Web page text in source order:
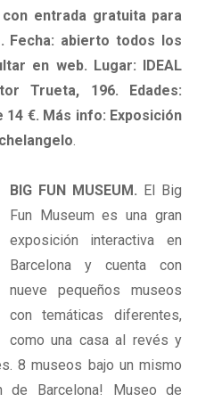
con entrada gratuita para
Fecha: abierto todos los
en web. Lugar: IDEAL
Trueta, 196. Edades:
€. Más info: Exposición
BIG FUN MUSEUM. El Big
Fun Museum es una gran
exposición interactiva en
Barcelona y cuenta con
nueve pequeños museos
con temáticas diferentes,
como una casa al revés y
8 museos bajo un mismo
de Barcelona! Museo de